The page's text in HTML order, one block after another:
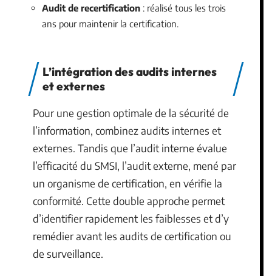
Audit de recertification : réalisé tous les trois
ans pour maintenir la certification.
L’intégration des audits internes
et externes
Pour une gestion optimale de la sécurité de
l’information, combinez audits internes et
externes. Tandis que l’audit interne évalue
l’efficacité du SMSI, l’audit externe, mené par
un organisme de certification, en vérifie la
conformité. Cette double approche permet
d’identifier rapidement les faiblesses et d’y
remédier avant les audits de certification ou
de surveillance.